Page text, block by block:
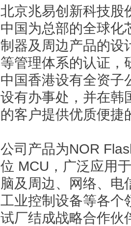
北京兆易创新科技股
中国为总部的全球化
制器及周边产品的设
等管理体系的认证，
中国香港设有全资子
设有办事处，并在韩
的客户提供优质便捷
公司产品为NOR
位 MCU，广泛应用
脑及周边、网络、电
工业控制设备等各个
试厂结成战略合作伙